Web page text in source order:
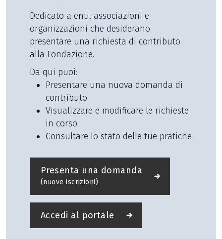
Dedicato a enti, associazioni e
organizzazioni che desiderano
presentare una richiesta di contributo
alla Fondazione.
Da qui puoi:
Presentare una nuova domanda di
contributo
Visualizzare e modificare le richieste
in corso
Consultare lo stato delle tue pratiche
Presenta una domanda
(nuove iscrizioni)
Accedi al portale